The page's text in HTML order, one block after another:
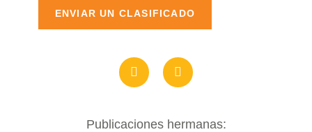
ENVIAR UN CLASIFICADO
Publicaciones hermanas: